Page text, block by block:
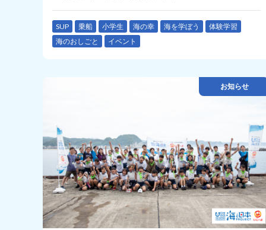
SUP 乗船 小学生 海の幸 海を学ぼう
体験学習
海のおしごと
イベント
お知らせ